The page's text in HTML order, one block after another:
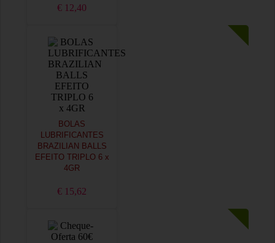
€ 12,40
BOLAS
LUBRIFICANTES
BRAZILIAN BALLS
EFEITO TRIPLO 6 x
4GR
€ 15,62